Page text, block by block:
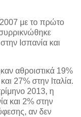
με το πρώτο
Ισπανία και
αθροιστικά 19%
27% στην Ιταλία.
2013, η
και 2% στην
αν δεν